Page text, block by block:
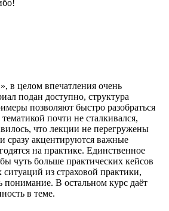
целом впечатления очень
подан доступно, структура
позволяют быстро разобраться
почти не сталкивался,
что лекции не перегружены
акцентируются важные
на практике. Единственное
чуть больше практических кейсов
из страховой практики,
понимание. В остальном курс даёт
в теме.